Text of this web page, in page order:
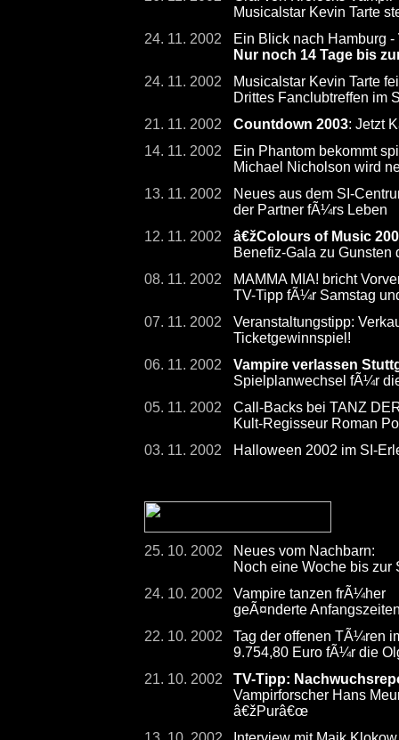
Musicalstar Kevin Tarte
24. 11. 2002
Ein Blick nach Hamburg -
Nur noch 14 Tage bis
24. 11. 2002
Musicalstar Kevin Tarte
Drittes Fanclubtreffen im
21. 11. 2002
Countdown 2003: Jetzt
14. 11. 2002
Ein Phantom bekommt
Michael Nicholson wird
13. 11. 2002
Neues aus dem SI-
der Partner fÃ¼rs Leben
12. 11. 2002
â€žColours of Music
Benefiz-Gala zu Gunsten
08. 11. 2002
MAMMA MIA! bricht
TV-Tipp fÃ¼r Samstag
07. 11. 2002
Veranstaltungstipp:
Ticketgewinnspiel!
06. 11. 2002
Vampire verlassen
Spielplanwechsel fÃ¼r
05. 11. 2002
Call-Backs bei TANZ
Kult-Regisseur Roman
03. 11. 2002
Halloween 2002 im SI-
25. 10. 2002
Neues vom Nachbarn:
Noch eine Woche bis zur
24. 10. 2002
Vampire tanzen frÃ¼her
geÃ¤nderte
22. 10. 2002
Tag der offenen TÃ¼ren
9.754,80 Euro fÃ¼r die
21. 10. 2002
TV-Tipp:
Vampirforscher Hans
â€žPurâ€œ